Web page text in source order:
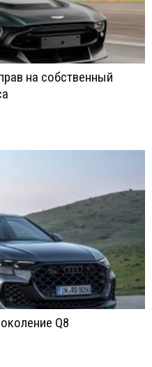
на собственный
Q8